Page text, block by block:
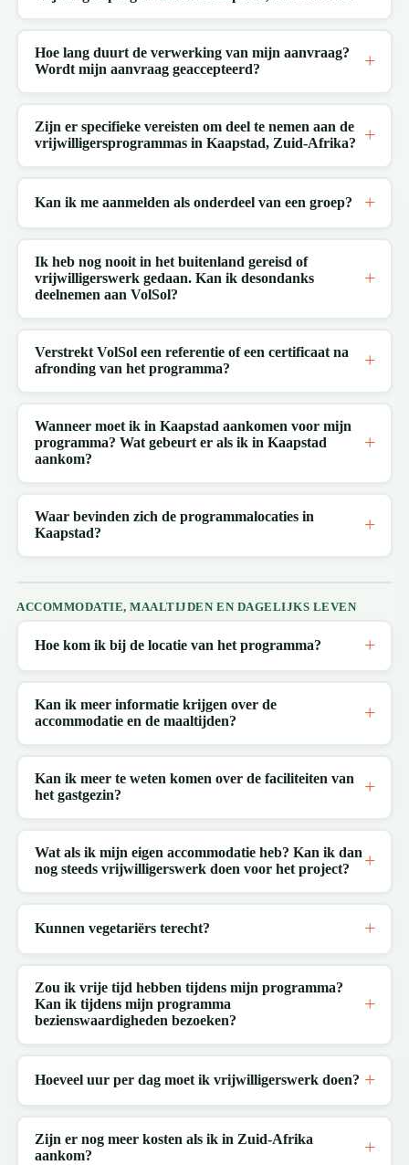
Hoe lang duurt de verwerking van mijn aanvraag?
Wordt mijn aanvraag geaccepteerd?
Zijn er specifieke vereisten om deel te nemen aan de
vrijwilligersprogrammas in Kaapstad, Zuid-Afrika?
Kan ik me aanmelden als onderdeel van een groep?
Ik heb nog nooit in het buitenland gereisd of
vrijwilligerswerk gedaan. Kan ik desondanks
deelnemen aan VolSol?
Verstrekt VolSol een referentie of een certificaat na
afronding van het programma?
Wanneer moet ik in Kaapstad aankomen voor mijn
programma? Wat gebeurt er als ik in Kaapstad
aankom?
Waar bevinden zich de programmalocaties in
Kaapstad?
ACCOMMODATIE, MAALTIJDEN EN DAGELIJKS LEVEN
Hoe kom ik bij de locatie van het programma?
Kan ik meer informatie krijgen over de
accommodatie en de maaltijden?
Kan ik meer te weten komen over de faciliteiten van
het gastgezin?
Wat als ik mijn eigen accommodatie heb? Kan ik dan
nog steeds vrijwilligerswerk doen voor het project?
Kunnen vegetariërs terecht?
Zou ik vrije tijd hebben tijdens mijn programma?
Kan ik tijdens mijn programma
bezienswaardigheden bezoeken?
Hoeveel uur per dag moet ik vrijwilligerswerk doen?
Zijn er nog meer kosten als ik in Zuid-Afrika
aankom?